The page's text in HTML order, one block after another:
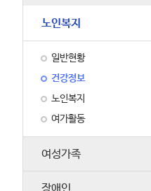
노인복지
일반현황
건강정보
노인복지
여가활동
여성가족